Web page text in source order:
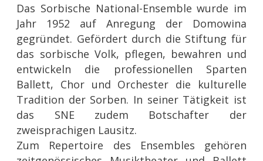
Das Sorbische National-Ensemble wurde im
Jahr 1952 auf Anregung der Domowina
gegründet. Gefördert durch die Stiftung für
das sorbische Volk, pflegen, bewahren und
entwickeln die professionellen Sparten
Ballett, Chor und Orchester die kulturelle
Tradition der Sorben. In seiner Tätigkeit ist
das SNE zudem Botschafter der
zweisprachigen Lausitz.
Zum Repertoire des Ensembles gehören